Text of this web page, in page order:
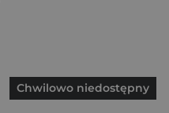
Chwilowo niedostępny